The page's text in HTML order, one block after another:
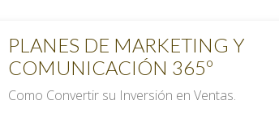
PLANES DE MARKETING Y
COMUNICACIÓN 365º
Como Convertir su Inversión en Ventas.